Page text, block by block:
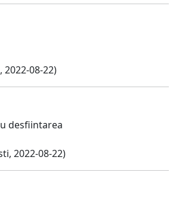
2022-08-22)
desfiintarea
2022-08-22)